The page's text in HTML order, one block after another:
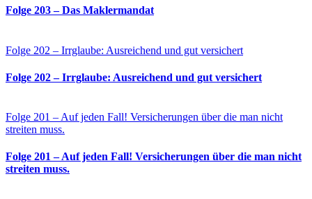
Folge 203 – Das Maklermandat
Folge 202 – Irrglaube: Ausreichend und gut versichert
Folge 202 – Irrglaube: Ausreichend und gut versichert
Folge 201 – Auf jeden Fall! Versicherungen über die man nicht
streiten muss.
Folge 201 – Auf jeden Fall! Versicherungen über die man nicht
streiten muss.